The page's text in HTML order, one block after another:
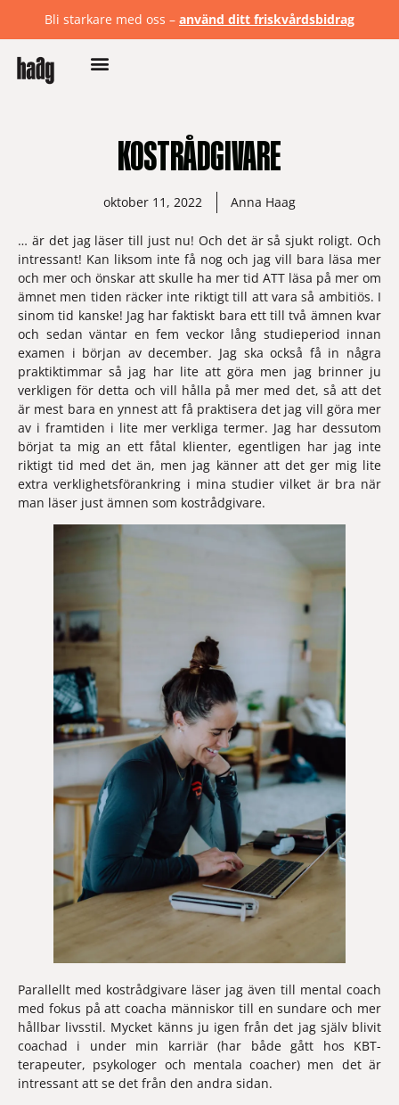
Bli starkare med oss – använd ditt friskvårdsbidrag
KOSTRÅDGIVARE
oktober 11, 2022 Anna Haag
… är det jag läser till just nu! Och det är så sjukt roligt. Och
intressant! Kan liksom inte få nog och jag vill bara läsa mer
och mer och önskar att skulle ha mer tid ATT läsa på mer om
ämnet men tiden räcker inte riktigt till att vara så ambitiös. I
sinom tid kanske! Jag har faktiskt bara ett till två ämnen kvar
och sedan väntar en fem veckor lång studieperiod innan
examen i början av december. Jag ska också få in några
praktiktimmar så jag har lite att göra men jag brinner ju
verkligen för detta och vill hålla på mer med det, så att det
är mest bara en ynnest att få praktisera det jag vill göra mer
av i framtiden i lite mer verkliga termer. Jag har dessutom
börjat ta mig an ett fåtal klienter, egentligen har jag inte
riktigt tid med det än, men jag känner att det ger mig lite
extra verklighetsförankring i mina studier vilket är bra när
man läser just ämnen som kostrådgivare.
Parallellt med kostrådgivare läser jag även till mental coach
med fokus på att coacha människor till en sundare och mer
hållbar livsstil. Mycket känns ju igen från det jag själv blivit
coachad i under min karriär (har både gått hos KBT-
terapeuter, psykologer och mentala coacher) men det är
intressant att se det från den andra sidan.